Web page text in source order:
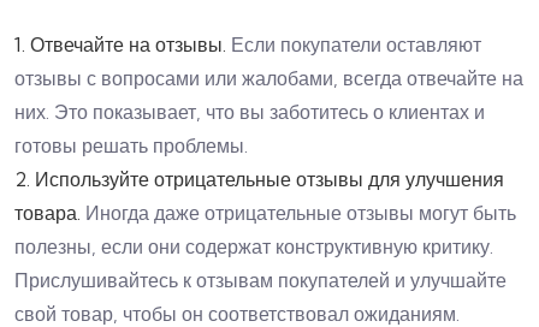
1. Отвечайте на отзывы. Если покупатели оставляют
отзывы с вопросами или жалобами, всегда отвечайте на
них. Это показывает, что вы заботитесь о клиентах и
готовы решать проблемы.
2. Используйте отрицательные отзывы для улучшения
товара. Иногда даже отрицательные отзывы могут быть
полезны, если они содержат конструктивную критику.
Прислушивайтесь к отзывам покупателей и улучшайте
свой товар, чтобы он соответствовал ожиданиям.